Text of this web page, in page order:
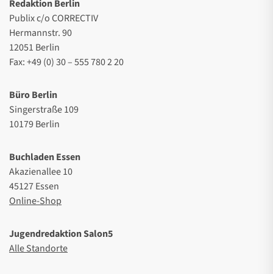
Redaktion Berlin
Publix c/o CORRECTIV
Hermannstr. 90
12051 Berlin
Fax: +49 (0) 30 – 555 780 2 20
Büro Berlin
Singerstraße 109
10179 Berlin
Buchladen Essen
Akazienallee 10
45127 Essen
Online-Shop
Jugendredaktion Salon5
Alle Standorte